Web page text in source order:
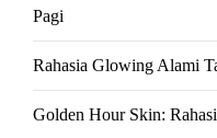
Pagi
Rahasia Glowing Alami
Golden Hour Skin: